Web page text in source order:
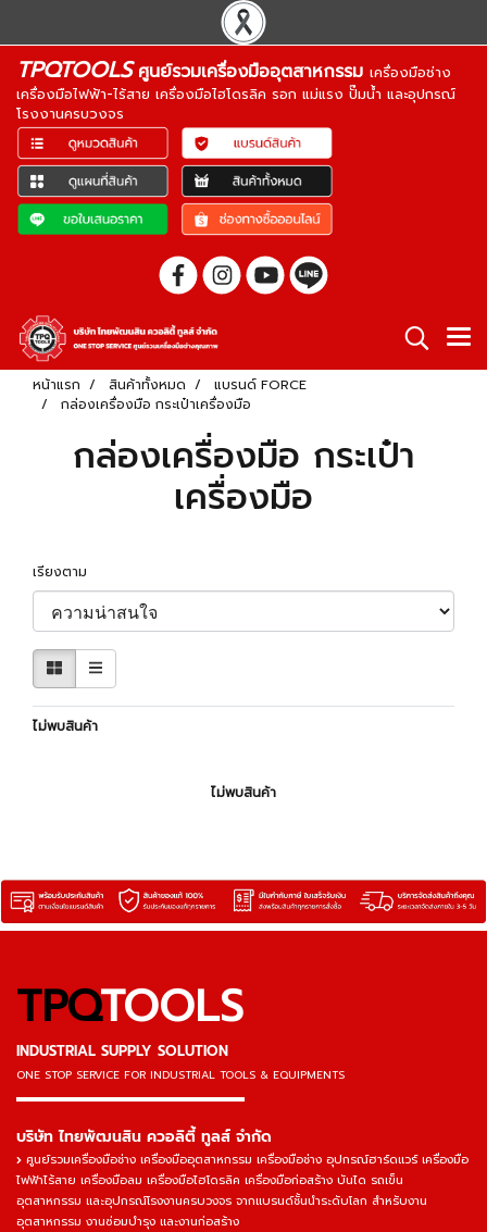
TPQTOOLSศูนย์รวมเครื่องมืออุตสาหกรรม เครื่องมือช่าง
เครื่องมือไฟฟ้า-ไร้สาย เครื่องมือไฮโดรลิค รอก แม่แรง ปั๊มน้ำ และอุปกรณ์
โรงงานครบวงจร
หน้าแรก สินค้าทั้งหมด
แบรนด์ FORCE
กล่องเครื่องมือ กระเป๋าเครื่องมือ
กล่องเครื่องมือ กระเป๋า
เครื่องมือ
เรียงตาม
ไม่พบสินค้า
ไม่พบสินค้า
TPQTOOLS
INDUSTRIAL SUPPLY SOLUTION
ONE STOP SERVICE FOR INDUSTRIAL TOOLS & EQUIPMENTS
▬▬▬▬▬▬▬▬▬▬▬▬▬▬▬
บริษัท ไทยพัฒนสิน ควอลิตี้ ทูลส์ จำกัด
ศูนย์รวมเครื่องมือช่าง เครื่องมืออุตสาหกรรม เครื่องมือช่าง อุปกรณ์ฮาร์ดแวร์ เครื่องมือ
ไฟฟ้าไร้สาย เครื่องมือลม เครื่องมือไฮโดรลิค เครื่องมือก่อสร้าง บันได รถเข็น
อุตสาหกรรม และอุปกรณ์โรงงานครบวงจร จากแบรนด์ชั้นนำระดับโลก สำหรับงาน
อุตสาหกรรม งานซ่อมบำรุง และงานก่อสร้าง